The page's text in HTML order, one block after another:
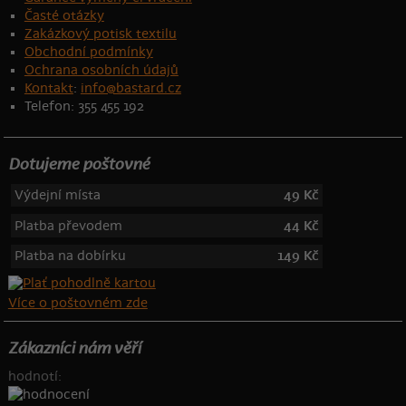
Časté otázky
Zakázkový potisk textilu
Obchodní podmínky
Ochrana osobních údajů
Kontakt: info@bastard.cz
Telefon: 355 455 192
Dotujeme poštovné
Výdejní místa
49 Kč
Platba převodem
44 Kč
Platba na dobírku
149 Kč
Více o poštovném zde
Zákazníci nám věří
hodnotí: